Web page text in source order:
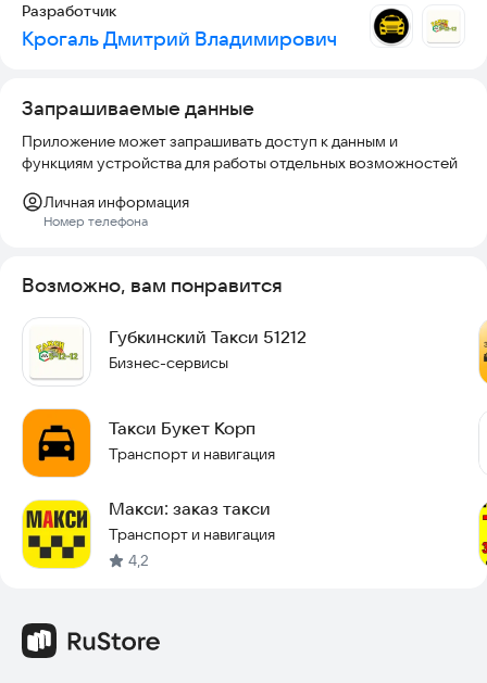
Разработчик
Крогаль Дмитрий Владимирович
Запрашиваемые данные
Приложение может запрашивать доступ к данным и
функциям устройства для работы отдельных возможностей
Личная информация
Номер телефона
Возможно, вам понравится
Губкинский Такси 51212
Бизнес-сервисы
Такси Букет Корп
Транспорт и навигация
Макси: заказ такси
Транспорт и навигация
4,2